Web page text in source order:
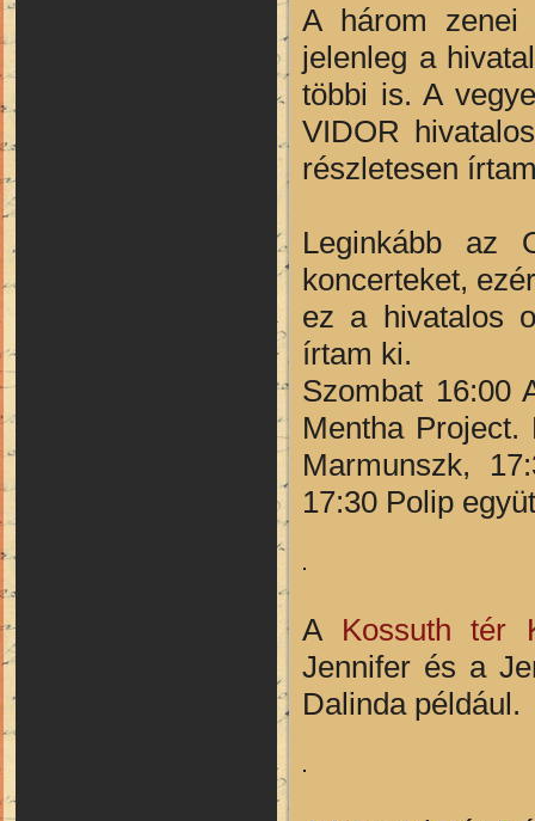
A három zenei
jelenleg a
többi is. A
VIDOR
részletesen
Leginkább az
koncerteket,
ez a hivatalos
írtam ki.
Szombat 16:00
Mentha Project.
Marmunszk,
17:30 Polip
A Kossuth tér
Jennifer és a
Dalinda például.